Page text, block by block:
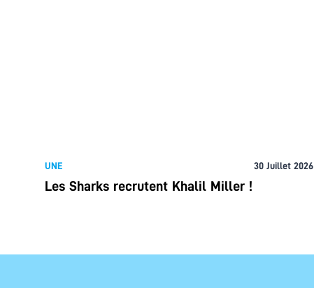
UNE 30 Juillet 2026
Les Sharks recrutent Khalil Miller !